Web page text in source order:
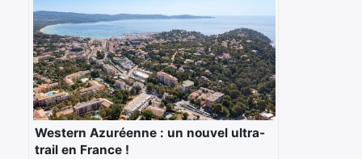
Western Azuréenne : un nouvel ultra-
trail en France !